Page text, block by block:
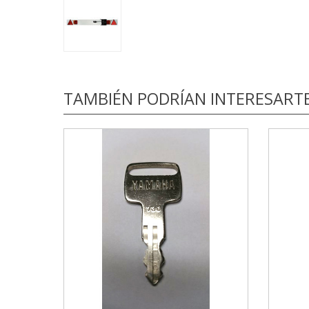
TAMBIÉN PODRÍAN